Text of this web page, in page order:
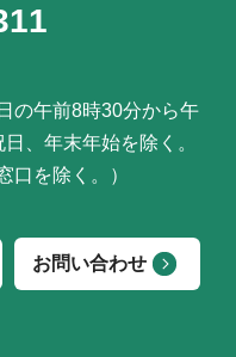
の午前8時30分から午
、年末年始を除く。
口を除く。）
お問い合わせ